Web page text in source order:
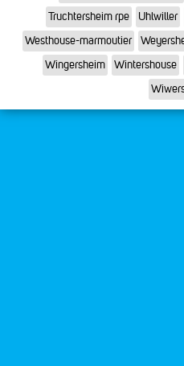
Truchtersheim rpe
Uhlwiller
Westhouse-marmoutier
Wingersheim
Wintershouse